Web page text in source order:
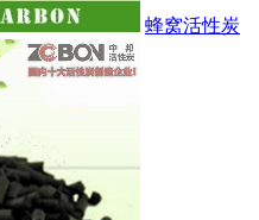
蜂窝活性炭